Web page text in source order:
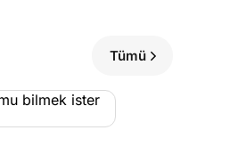
Tümü